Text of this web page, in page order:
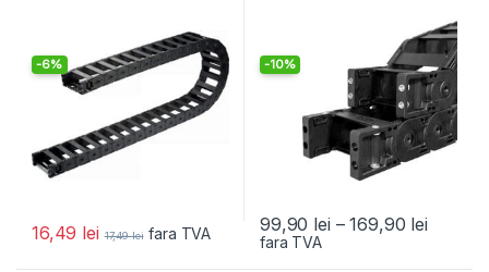
-6%
16,49 lei 17,49lei fara TVA
-10%
99,90 lei –169,90 lei
fara TVA